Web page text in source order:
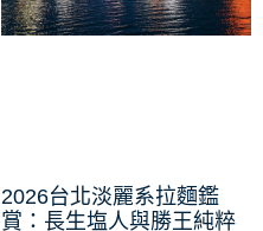
2026台北淡麗系拉麵鑑
賞：長生塩人與勝王純粹